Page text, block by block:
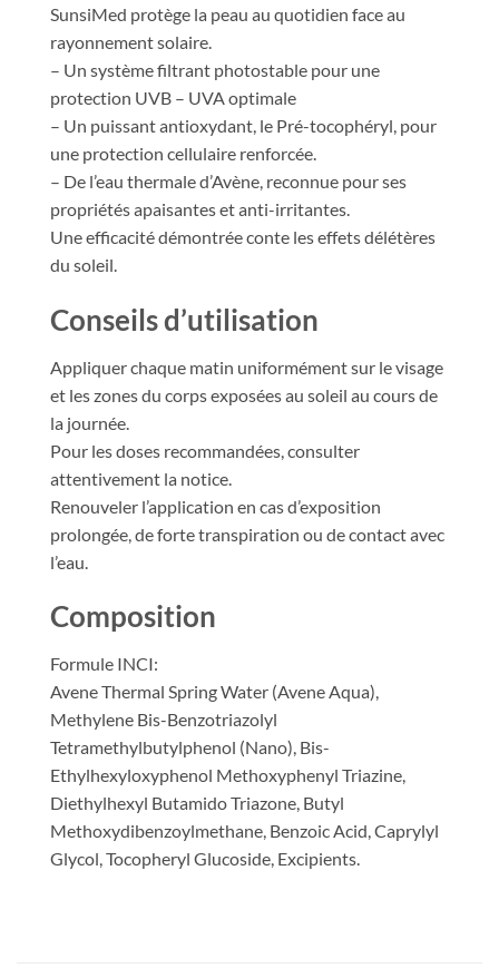
SunsiMed protège la peau au quotidien face au
rayonnement solaire.
– Un système filtrant photostable pour une
protection UVB – UVA optimale
– Un puissant antioxydant, le Pré-tocophéryl, pour
une protection cellulaire renforcée.
– De l’eau thermale d’Avène, reconnue pour ses
propriétés apaisantes et anti-irritantes.
Une efficacité démontrée conte les effets délétères
du soleil.
Conseils d’utilisation
Appliquer chaque matin uniformément sur le visage
et les zones du corps exposées au soleil au cours de
la journée.
Pour les doses recommandées, consulter
attentivement la notice.
Renouveler l’application en cas d’exposition
prolongée, de forte transpiration ou de contact avec
l’eau.
Composition
Formule INCI:
Avene Thermal Spring Water (Avene Aqua),
Methylene Bis-Benzotriazolyl
Tetramethylbutylphenol (Nano), Bis-
Ethylhexyloxyphenol Methoxyphenyl Triazine,
Diethylhexyl Butamido Triazone, Butyl
Methoxydibenzoylmethane, Benzoic Acid, Caprylyl
Glycol, Tocopheryl Glucoside, Excipients.